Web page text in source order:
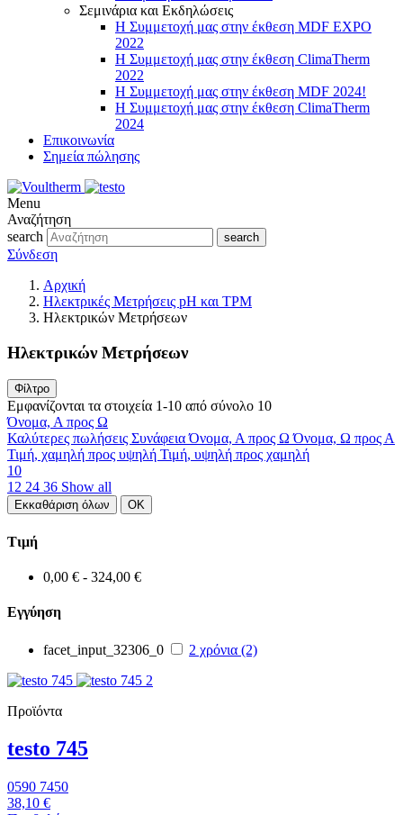
Σεμινάρια και Εκδηλώσεις
Η Συμμετοχή μας στην έκθεση MDF EXPO
2022
Η Συμμετοχή μας στην έκθεση ClimaTherm
2022
Η Συμμετοχή μας στην έκθεση MDF 2024!
Η Συμμετοχή μας στην έκθεση ClimaTherm
2024
Επικοινωνία
Σημεία πώλησης
Menu
Αναζήτηση
search
search
Σύνδεση
Αρχική
Ηλεκτρικές Μετρήσεις pH και TPM
Ηλεκτρικών Μετρήσεων
Ηλεκτρικών Μετρήσεων
Φίλτρο
Εμφανίζονται τα στοιχεία 1-10 από σύνολο 10
Όνομα, Α προς Ω
Καλύτερες πωλήσεις ΣυνάφειαΌνομα, Α προς ΩΌνομα, Ω προς Α
Τιμή, χαμηλή προς υψηλή Τιμή, υψηλή προς χαμηλή
10
12 24 36 Show all
Εκκαθάριση όλων ΟΚ
Τιμή
0,00 € - 324,00 €
Εγγύηση
facet_input_32306_0 2 χρόνια (2)
Προϊόντα
testo 745
0590 7450
38,10 €